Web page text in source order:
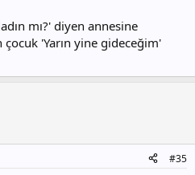
mı?' diyen annesine
'Yarın yine gideceğim'
#35